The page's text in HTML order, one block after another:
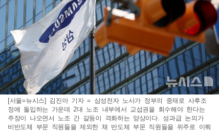
[서울=뉴시스] 김진아 기자 = 삼성전자 노사가 정부의 중재로 사후조
정에 돌입하는 가운데 2대 노조 내부에서 교섭권을 회수해야 한다는
주장이 나오면서 노조 간 갈등이 격화하는 양상이다. 성과급 논의가
비반도체 부문 직원들을 제외한 채 반도체 부문 직원들을 위주로 이뤄